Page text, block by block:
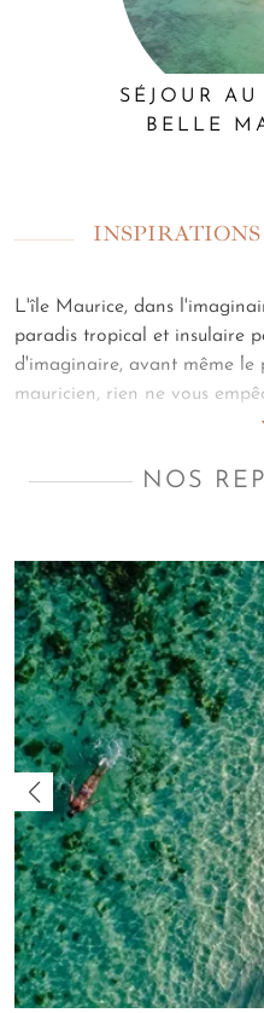
SÉJOUR
BELLE
L'île Maurice, dans
paradis tropical et insulaire
d'imaginaire, avant même le
mauricien, rien ne vous
tout indiqué pour nourrir
de blog, ainsi qu'une
NOS